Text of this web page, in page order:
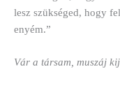
lesz szükséged, hogy
enyém.”
Vár a társam, muszáj